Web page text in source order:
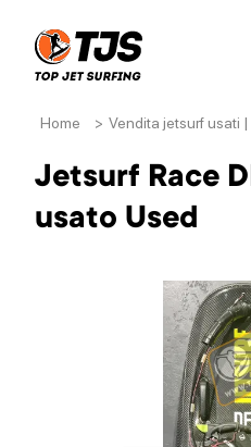
Home > Vendita jetsurf usati
Jetsurf Race
usato Used